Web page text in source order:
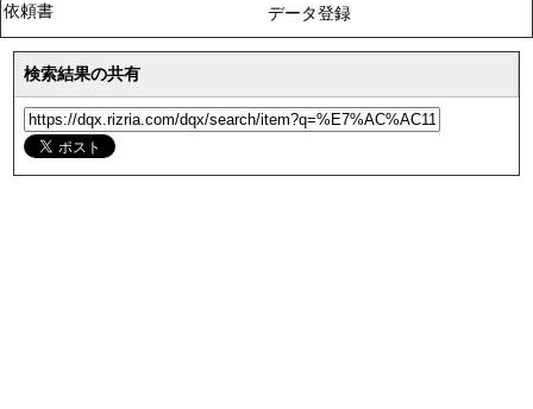
依頼書
データ登録
検索結果の共有